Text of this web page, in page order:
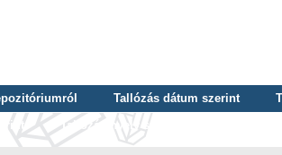
Tallózás dátum szerint
Tallózás nyelv szerint